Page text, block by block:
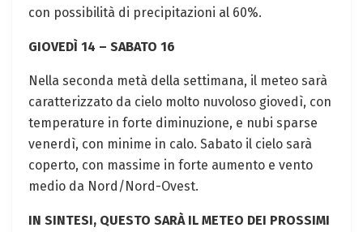
con possibilità di precipitazioni al 60%.
GIOVEDÌ 14 – SABATO 16
Nella seconda metà della settimana, il meteo sarà
caratterizzato da cielo molto nuvoloso giovedì, con
temperature in forte diminuzione, e nubi sparse
venerdì, con minime in calo. Sabato il cielo sarà
coperto, con massime in forte aumento e vento
medio da Nord/Nord-Ovest.
IN SINTESI, QUESTO SARÀ IL METEO DEI PROSSIMI